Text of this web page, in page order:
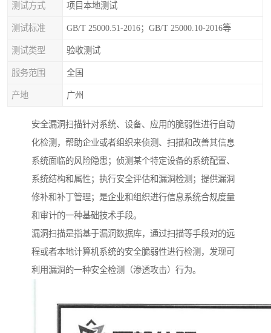
测试方式 项目本地测试
测试标准 GB/T 25000.51-2016；GB/T 25000.10-2016等
测试类型 验收测试
服务范围 全国
产地 广州
安全漏洞扫描针对系统、设备、应用的脆弱性进行自动
化检测，帮助企业或者组织来侦测、扫描和改善其信息
系统面临的风险隐患；侦测某个特定设备的系统配置、
系统结构和属性；执行安全评估和漏洞检测；提供漏洞
修补和补丁管理；是企业和组织进行信息系统合规度量
和审计的一种基础技术手段。
漏洞扫描是指基于漏洞数据库，通过扫描等手段对的远
程或者本地计算机系统的安全脆弱性进行检测，发现可
利用漏洞的一种安全检测（渗透攻击）行为。